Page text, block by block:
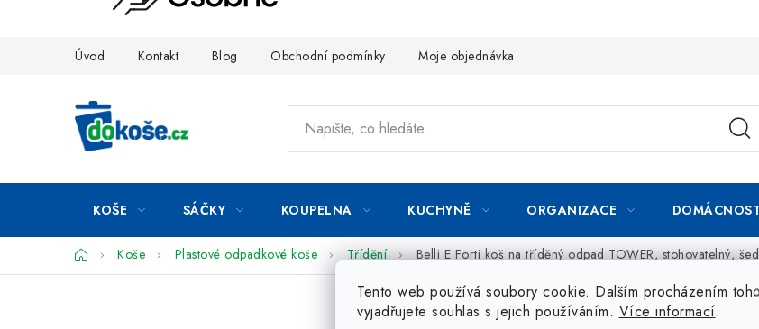
Tento web používá soubory cookie. Dalším procházením
vyjadřujete souhlas s jejich používáním. Více informací.
Úvod Kontakt Blog Obchodní podmínky Moje objednávka
KOŠE SÁČKY KOUPELNA KUCHYNĚ ORGANIZACE DOMÁCNOST
DomůKoše Plastové odpadkové koše Třídění Belli E Forti koš na tříděný odpad TOWER, stohovatelný,